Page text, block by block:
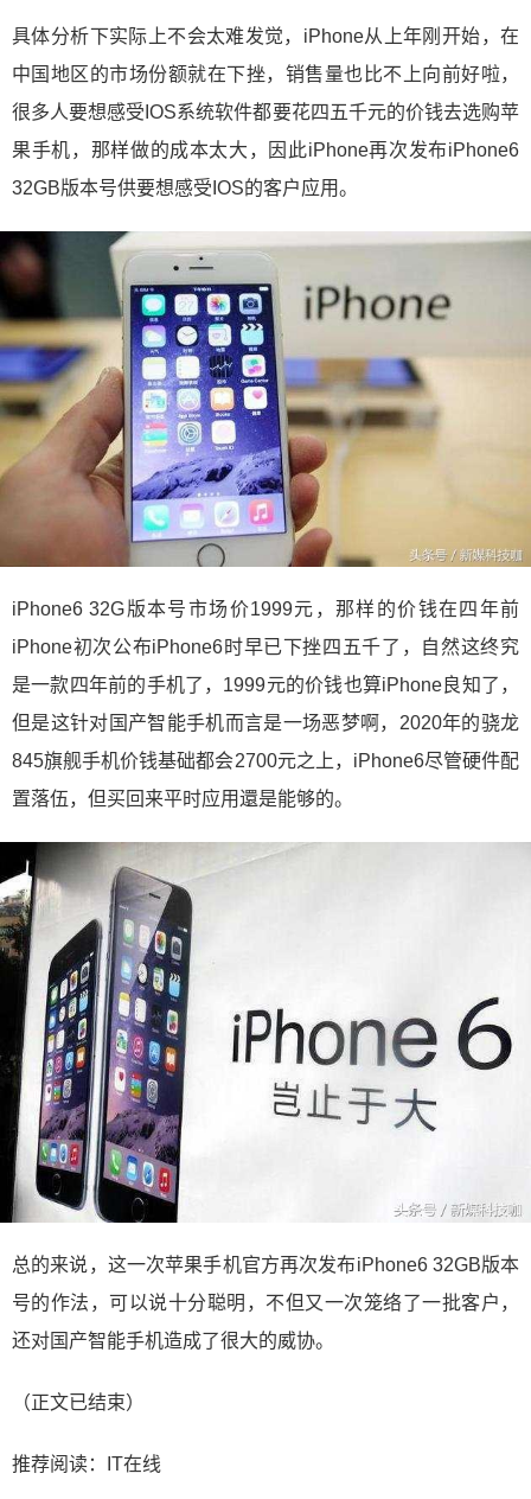
具体分析下实际上不会太难发觉，iPhone从上年刚开始，在
中国地区的市场份额就在下挫，销售量也比不上向前好啦，
很多人要想感受IOS系统软件都要花四五千元的价钱去选购苹
果手机，那样做的成本太大，因此iPhone再次发布iPhone6
32GB版本号供要想感受IOS的客户应用。
iPhone6 32G版本号市场价1999元，那样的价钱在四年前
iPhone初次公布iPhone6时早已下挫四五千了，自然这终究
是一款四年前的手机了，1999元的价钱也算iPhone良知了，
但是这针对国产智能手机而言是一场恶梦啊，2020年的骁龙
845旗舰手机价钱基础都会2700元之上，iPhone6尽管硬件配
置落伍，但买回来平时应用還是能够的。
总的来说，这一次苹果手机官方再次发布iPhone6 32GB版本
号的作法，可以说十分聪明，不但又一次笼络了一批客户，
还对国产智能手机造成了很大的威协。
（正文已结束）
推荐阅读： IT在线